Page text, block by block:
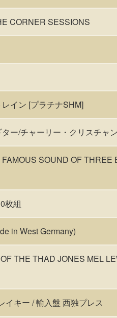
CORNER SESSIONS
イン [プラチナSHM]
ー/チャーリー・クリスチャン
SOUND OF THREE
枚組
in West Germany)
THE THAD JONES MEL
イキー / 輸入盤 西独プレス